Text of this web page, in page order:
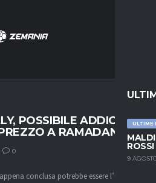
ULTIME
9
POSSIBILE ADDIO:
A RAMADANI
0
conclusa potrebbe essere l’ultima